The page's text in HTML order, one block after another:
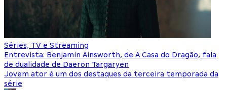
Séries, TV e Streaming
Entrevista: Benjamin Ainsworth, de A Casa do Dragão, fala
de dualidade de Daeron Targaryen
Jovem ator é um dos destaques da terceira temporada da
série